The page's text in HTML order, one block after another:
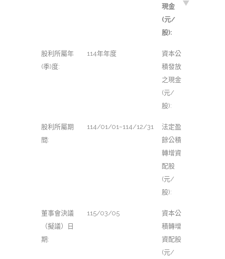
現金
(元/
股):
股利所屬年
(季)度:
114年年度
資本公
積發放
之現金
(元/
股):
股利所屬期
間:
114/01/01~114/12/31
法定盈
餘公積
轉增資
配股
(元/
股):
董事會決議
（擬議）日
期:
115/03/05
資本公
積轉增
資配股
(元/